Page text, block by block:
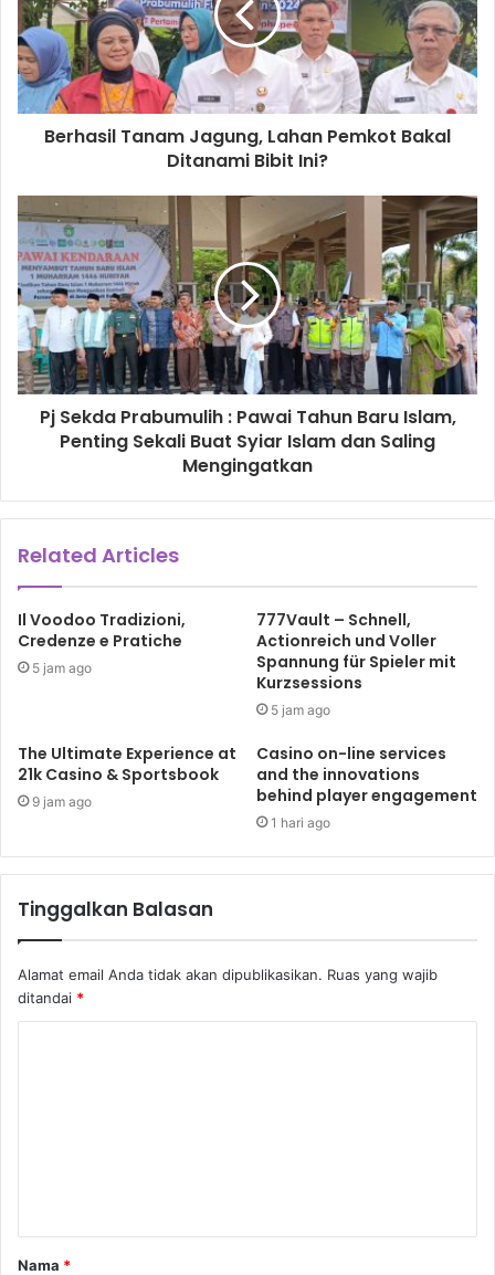
Berhasil Tanam Jagung, Lahan Pemkot Bakal
Ditanami Bibit Ini?
Pj Sekda Prabumulih : Pawai Tahun Baru Islam,
Penting Sekali Buat Syiar Islam dan Saling
Mengingatkan
Related Articles
Il Voodoo Tradizioni,
Credenze e Pratiche
5 jam ago
777Vault – Schnell,
Actionreich und Voller
Spannung für Spieler mit
Kurzsessions
5 jam ago
The Ultimate Experience at
21k Casino & Sportsbook
9 jam ago
Casino on-line services
and the innovations
behind player engagement
1 hari ago
Tinggalkan Balasan
Alamat email Anda tidak akan dipublikasikan. Ruas yang wajib
ditandai *
Nama *